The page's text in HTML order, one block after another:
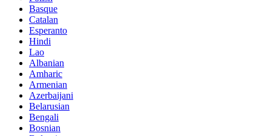
Basque
Catalan
Esperanto
Hindi
Lao
Albanian
Amharic
Armenian
Azerbaijani
Belarusian
Bengali
Bosnian